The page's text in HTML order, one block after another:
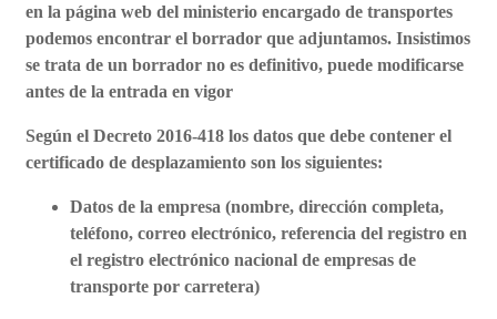
en la página web del ministerio encargado de transportes
podemos encontrar el borrador que adjuntamos. Insistimos
se trata de un borrador no es definitivo, puede modificarse
antes de la entrada en vigor
Según el Decreto 2016-418 los datos que debe contener el
certificado de desplazamiento son los siguientes:
Datos de la empresa (nombre, dirección completa,
teléfono, correo electrónico, referencia del registro en
el registro electrónico nacional de empresas de
transporte por carretera)